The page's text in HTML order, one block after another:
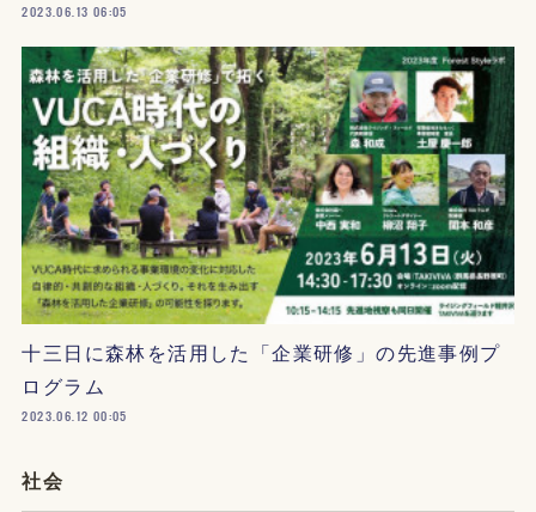
2023.06.13 06:05
十三日に森林を活用した「企業研修」の先進事例プ
ログラム
2023.06.12 00:05
社会